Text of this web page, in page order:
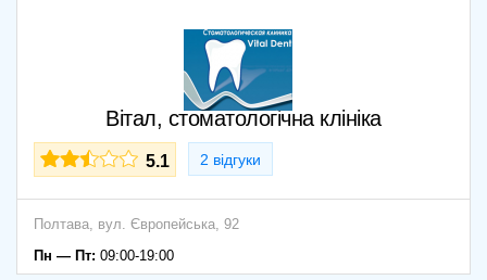
Вітал, стоматологічна клініка
5.1 2 відгуки
Полтава, вул. Європейська, 92
Пн — Пт: 09:00-19:00